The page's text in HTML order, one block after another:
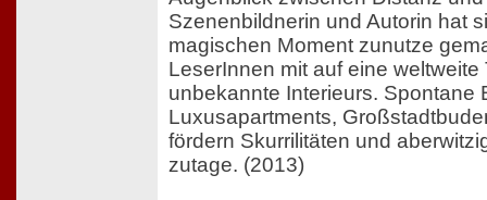
Szenenbildnerin und Autorin hat
magischen Moment zunutze
LeserInnen mit auf eine weltweite
unbekannte Interieurs. Spontane
Luxusapartments,
fördern Skurrilitäten und
zutage. (2013)